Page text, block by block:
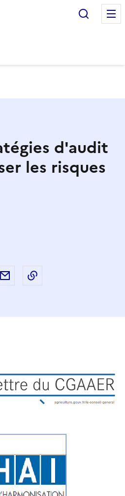
d'audit
les risques
Twittersur LinkedIn
Partager par email